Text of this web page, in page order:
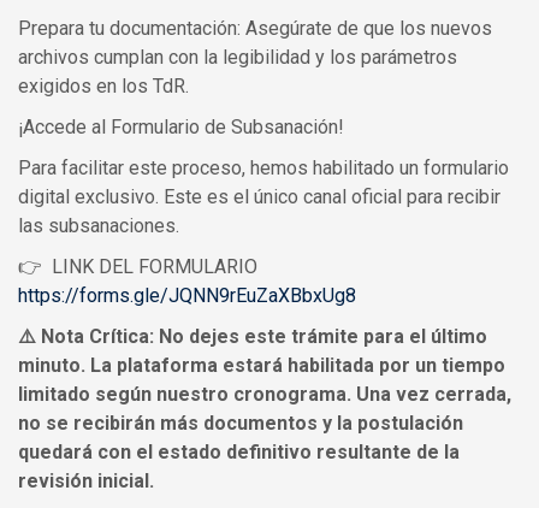
Prepara tu documentación: Asegúrate de que los nuevos
archivos cumplan con la legibilidad y los parámetros
exigidos en los TdR.
¡Accede al Formulario de Subsanación!
Para facilitar este proceso, hemos habilitado un formulario
digital exclusivo. Este es el único canal oficial para recibir
las subsanaciones.
👉 LINK DEL FORMULARIO
https://forms.gle/JQNN9rEuZaXBbxUg8
⚠️ Nota Crítica: No dejes este trámite para el último
minuto. La plataforma estará habilitada por un tiempo
limitado según nuestro cronograma. Una vez cerrada,
no se recibirán más documentos y la postulación
quedará con el estado definitivo resultante de la
revisión inicial.